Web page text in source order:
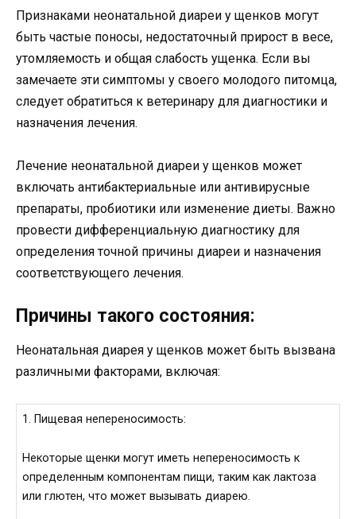
Признаками неонатальной диареи у щенков могут
быть частые поносы, недостаточный прирост в весе,
утомляемость и общая слабость ущенка. Если вы
замечаете эти симптомы у своего молодого питомца,
следует обратиться к ветеринару для диагностики и
назначения лечения.
Лечение неонатальной диареи у щенков может
включать антибактериальные или антивирусные
препараты, пробиотики или изменение диеты. Важно
провести дифференциальную диагностику для
определения точной причины диареи и назначения
соответствующего лечения.
Причины такого состояния:
Неонатальная диарея у щенков может быть вызвана
различными факторами, включая:
1. Пищевая непереносимость:
Некоторые щенки могут иметь непереносимость к
определенным компонентам пищи, таким как лактоза
или глютен, что может вызывать диарею.